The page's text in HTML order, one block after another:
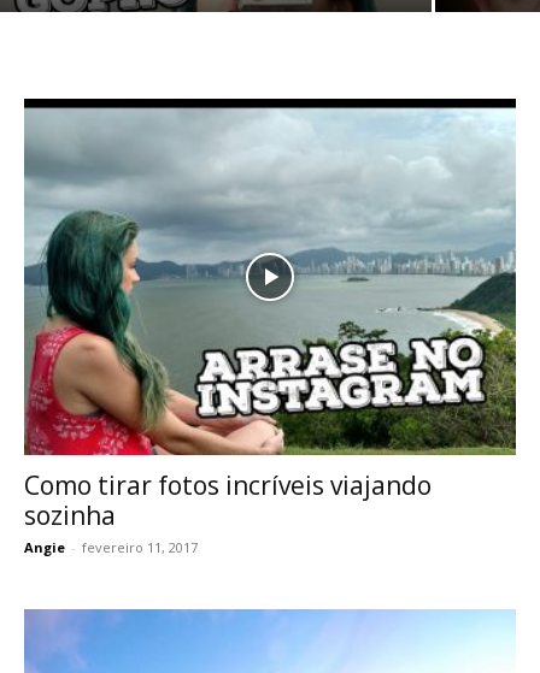
Como tirar fotos incríveis viajando
sozinha
Angie - fevereiro 11, 2017